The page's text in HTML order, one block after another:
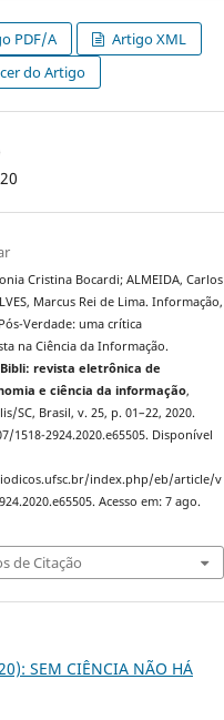
PDF/A
Artigo XML
do Artigo
Cristina Bocardi; ALMEIDA, Carlos
Marcus Rei de Lima. Informação,
Verdade: uma crítica
na Ciência da Informação.
revista eletrônica de
e ciência da informação,
SC, Brasil, v. 25, p. 01–22, 2020.
1518-2924.2020.e65505. Disponível
index.php/eb/article/v
Acesso em: 7 ago.
de Citação
SEM CIÊNCIA NÃO HÁ